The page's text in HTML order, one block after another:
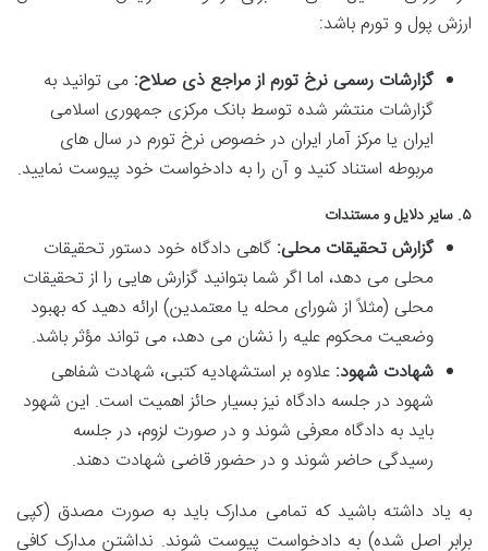
ارزش پول و تورم باشد:
گزارشات رسمی نرخ تورم از مراجع ذی صلاح: می توانید به
گزارشات منتشر شده توسط بانک مرکزی جمهوری اسلامی
ایران یا مرکز آمار ایران در خصوص نرخ تورم در سال های
مربوطه استناد کنید و آن را به دادخواست خود پیوست نمایید.
۵. سایر دلایل و مستندات
گزارش تحقیقات محلی: گاهی دادگاه خود دستور تحقیقات
محلی می دهد، اما اگر شما بتوانید گزارش هایی را از تحقیقات
محلی (مثلاً از شورای محله یا معتمدین) ارائه دهید که بهبود
وضعیت محکوم علیه را نشان می دهد، می تواند مؤثر باشد.
شهادت شهود: علاوه بر استشهادیه کتبی، شهادت شفاهی
شهود در جلسه دادگاه نیز بسیار حائز اهمیت است. این شهود
باید به دادگاه معرفی شوند و در صورت لزوم، در جلسه
رسیدگی حاضر شوند و در حضور قاضی شهادت دهند.
به یاد داشته باشید که تمامی مدارک باید به صورت مصدق (کپی
برابر اصل شده) به دادخواست پیوست شوند. نداشتن مدارک کافی